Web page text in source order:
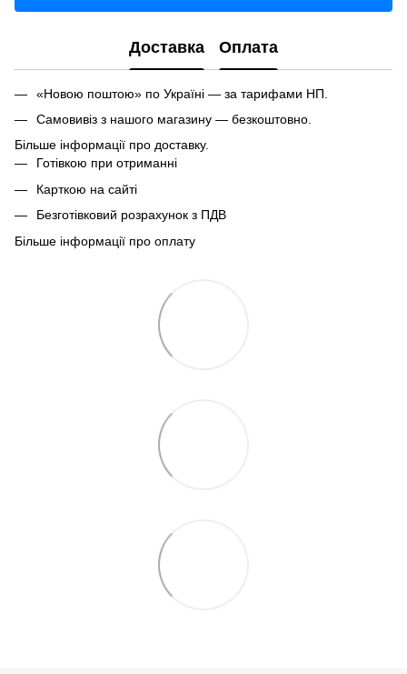
Доставка Оплата
«Новою поштою» по Україні — за тарифами НП.
Самовивіз з нашого магазину — безкоштовно.
Більше інформації про доставку.
Готівкою при отриманні
Карткою на сайті
Безготівковий розрахунок з ПДВ
Більше інформації про оплату